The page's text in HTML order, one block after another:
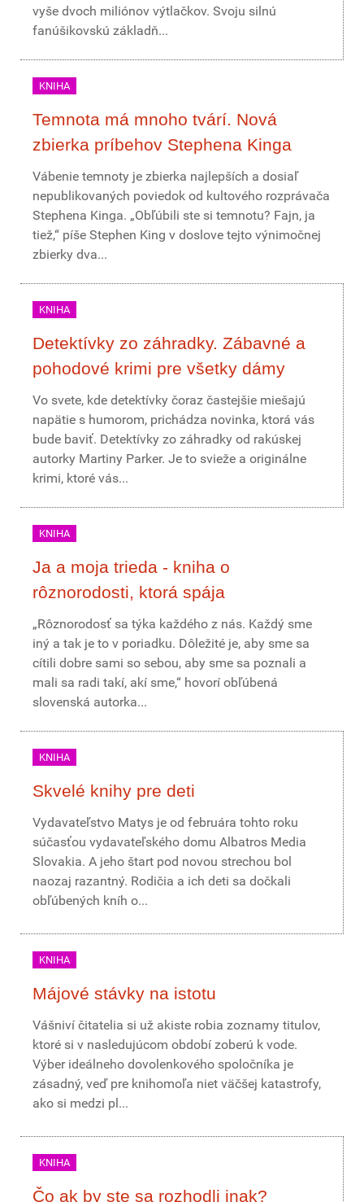
vyše dvoch miliónov výtlačkov. Svoju silnú
fanúšikovskú základň...
KNIHA
Temnota má mnoho tvárí. Nová
zbierka príbehov Stephena Kinga
Vábenie temnoty je zbierka najlepších a dosiaľ
nepublikovaných poviedok od kultového rozprávača
Stephena Kinga. „Obľúbili ste si temnotu? Fajn, ja
tiež,“ píše Stephen King v doslove tejto výnimočnej
zbierky dva...
KNIHA
Detektívky zo záhradky. Zábavné a
pohodové krimi pre všetky dámy
Vo svete, kde detektívky čoraz častejšie miešajú
napätie s humorom, prichádza novinka, ktorá vás
bude baviť. Detektívky zo záhradky od rakúskej
autorky Martiny Parker. Je to svieže a originálne
krimi, ktoré vás...
KNIHA
Ja a moja trieda - kniha o
rôznorodosti, ktorá spája
„Rôznorodosť sa týka každého z nás. Každý sme
iný a tak je to v poriadku. Dôležité je, aby sme sa
cítili dobre sami so sebou, aby sme sa poznali a
mali sa radi takí, akí sme,“ hovorí obľúbená
slovenská autorka...
KNIHA
Skvelé knihy pre deti
Vydavateľstvo Matys je od februára tohto roku
súčasťou vydavateľského domu Albatros Media
Slovakia. A jeho štart pod novou strechou bol
naozaj razantný. Rodičia a ich deti sa dočkali
obľúbených kníh o...
KNIHA
Májové stávky na istotu
Vášniví čitatelia si už akiste robia zoznamy titulov,
ktoré si v nasledujúcom období zoberú k vode.
Výber ideálneho dovolenkového spoločníka je
zásadný, veď pre knihomoľa niet väčšej katastrofy,
ako si medzi pl...
KNIHA
Čo ak by ste sa rozhodli inak?